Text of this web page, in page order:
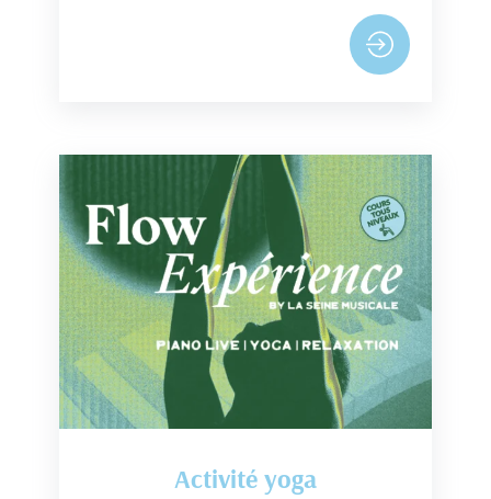
Activité yoga